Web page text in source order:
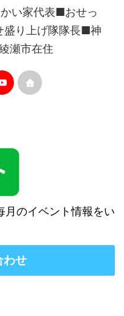
い家代表■おせっ
盛り上げ隊隊長■神
瀬市在住
月のイベント情報をい
わせ